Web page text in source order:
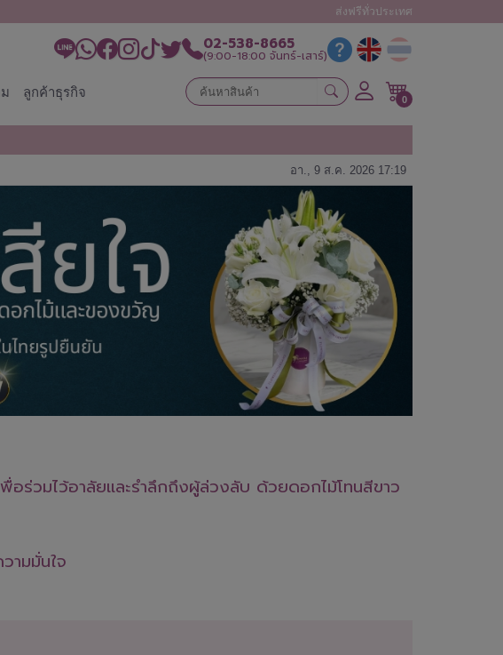
ส่งฟรีทั่วประเทศ
02-538-8665
(9:00-18:00 จันทร์-เสาร์)
ลูกค้าธุรกิจ 0
อา., 9 ส.ค. 2026 17:19
อร่วมไว้อาลัยและรำลึกถึงผู้ล่วงลับ ด้วยดอกไม้โทนสีขาว
ามมั่นใจ